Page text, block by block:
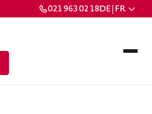
021 963 02 18DE | FR